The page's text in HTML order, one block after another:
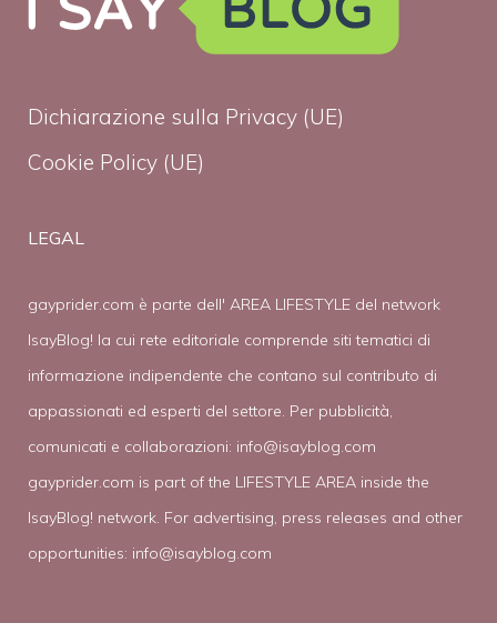
Dichiarazione sulla Privacy (UE)
Cookie Policy (UE)
LEGAL
gayprider.com è parte dell' AREA LIFESTYLE del network
IsayBlog! la cui rete editoriale comprende siti tematici di
informazione indipendente che contano sul contributo di
appassionati ed esperti del settore. Per pubblicità,
comunicati e collaborazioni: info@isayblog.com
gayprider.com is part of the LIFESTYLE AREA inside the
IsayBlog! network. For advertising, press releases and other
opportunities: info@isayblog.com